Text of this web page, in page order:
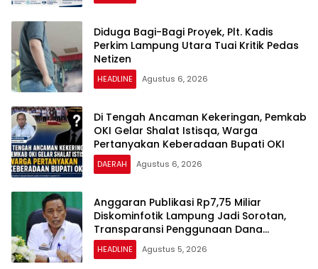
Diduga Bagi-Bagi Proyek, Plt. Kadis
Perkim Lampung Utara Tuai Kritik Pedas
Netizen
HEADLINE Agustus 6, 2026
Di Tengah Ancaman Kekeringan, Pemkab
OKI Gelar Shalat Istisqa, Warga
Pertanyakan Keberadaan Bupati OKI
DAERAH Agustus 6, 2026
Anggaran Publikasi Rp7,75 Miliar
Diskominfotik Lampung Jadi Sorotan,
Transparansi Penggunaan Dana
Dipertanyakan
HEADLINE Agustus 5, 2026